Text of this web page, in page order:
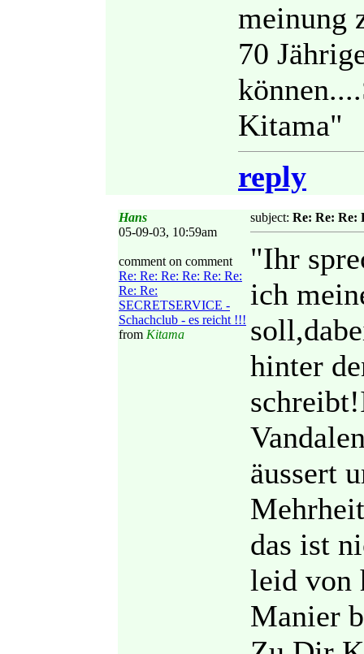
meinung
70
Kitama"
reply
Hans
05-09-03, 10:59am
comment on comment
Re: Re: Re: Re: Re: Re:
Re: Re:
SECRETSERVICE -
Schachclub - es reicht !!!
from Kitama
subject: Re: Re: Re:
"Ihr
ich
hinter
äussert
das ist
leid von
Manier